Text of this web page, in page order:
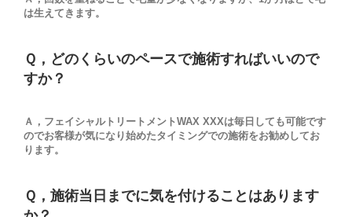
は生えてきます。
Ｑ，どのくらいのペースで施術すればいいので
すか？
Ａ，フェイシャルトリートメントWAX XXXは毎日しても可能です
のでお客様が気になり始めたタイミングでの施術をお勧めしてお
ります。
Ｑ，施術当日までに気を付けることはあります